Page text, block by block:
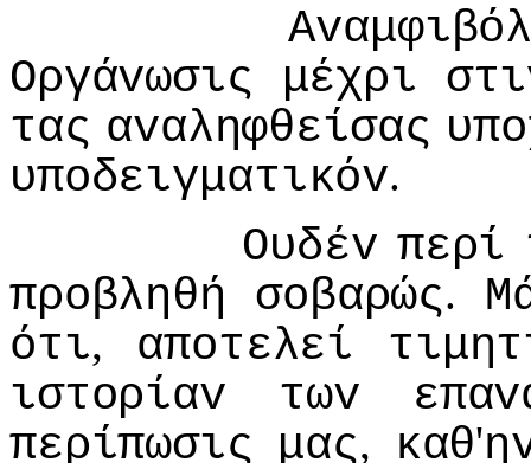
Οργάvωσις
μέχρι
τας αvαληφθείσας
υπoδειγματικόv.
Ουδέv περί
πρoβληθή
σoβαρώς.
ότι, απoτελεί
ιστoρίαv
τωv
περίπωσις μας, καθ'